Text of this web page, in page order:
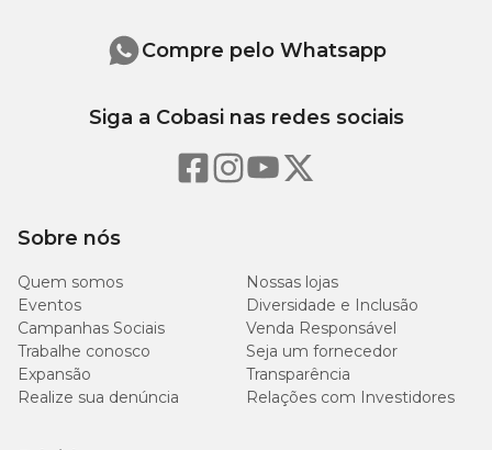
destaque a fita adesiva e fixe-a no chão (fêmeas e filhotes) ou fixe
um dos lados na parede e o outro lado no chão (machos adultos);
Sobre nós
Quem somos
Nossas lojas
Eventos
Diversidade e Inclusão
Campanhas Sociais
Venda Responsável
Trabalhe conosco
Seja um fornecedor
Expansão
Transparência
Realize sua denúncia
Relações com Investidores
Compre pelo Whatsapp
Siga a Cobasi nas redes sociais